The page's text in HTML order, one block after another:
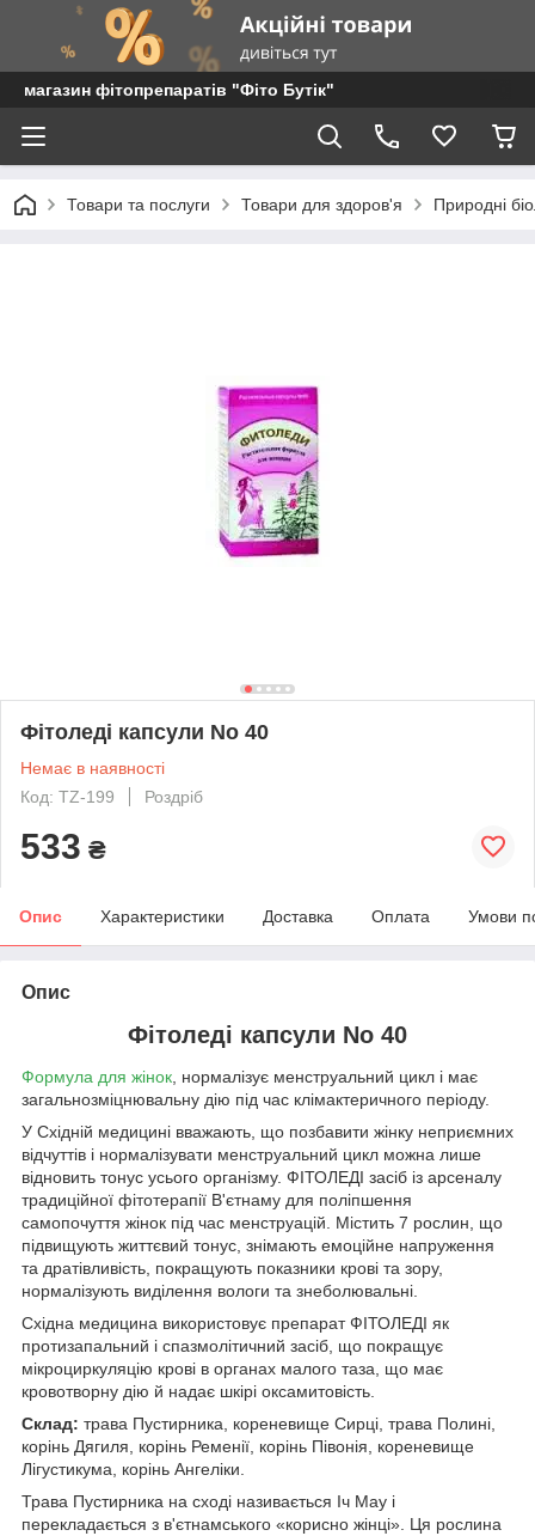
магазин фітопрепаратів "Фіто Бутік"
Товари та послуги Товари для здоров'я Природні
Фітоледі капсули No 40
Немає в наявності
Код: TZ-199
Роздріб
533 ₴
Опис Характеристики Доставка Оплата Умови
Опис
Фітоледі капсули No 40
Формула для жінок, нормалізує менструальний цикл і має
загальнозміцнювальну дію під час клімактеричного періоду.
У Східній медицині вважають, що позбавити жінку неприємних
відчуттів і нормалізувати менструальний цикл можна лише
відновить тонус усього організму. ФІТОЛЕДІ засіб із арсеналу
традиційної фітотерапії В'єтнаму для поліпшення
самопочуття жінок під час менструацій. Містить 7 рослин, що
підвищують життєвий тонус, знімають емоційне напруження
та дратівливість, покращують показники крові та зору,
нормалізують виділення вологи та знеболювальні.
Східна медицина використовує препарат ФІТОЛЕДІ як
протизапальний і спазмолітичний засіб, що покращує
мікроциркуляцію крові в органах малого таза, що має
кровотворну дію й надає шкірі оксамитовість.
Склад: трава Пустирника, кореневище Сирці, трава Полині,
корінь Дягиля, корінь Ременії, корінь Півонія, кореневище
Лігустикума, корінь Ангеліки.
Трава Пустирника на сході називається Іч Мау і
перекладається з в'єтнамського «корисно жінці». Ця рослина